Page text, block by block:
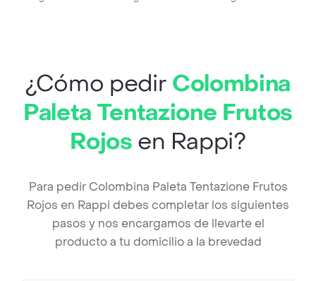
¿Cómo pedir Colombina
Paleta Tentazione Frutos
Rojos en Rappi?
Para pedir Colombina Paleta Tentazione Frutos
Rojos en Rappi debes completar los siguientes
pasos y nos encargamos de llevarte el
producto a tu domicilio a la brevedad